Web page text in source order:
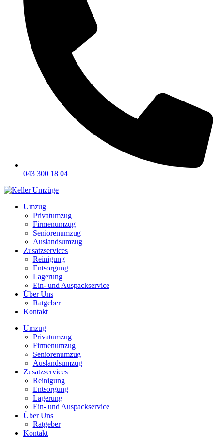
043 300 18 04
Umzug
Privatumzug
Firmenumzug
Seniorenumzug
Auslandsumzug
Zusatzservices
Reinigung
Entsorgung
Lagerung
Ein- und Auspackservice
Über Uns
Ratgeber
Kontakt
Umzug
Privatumzug
Firmenumzug
Seniorenumzug
Auslandsumzug
Zusatzservices
Reinigung
Entsorgung
Lagerung
Ein- und Auspackservice
Über Uns
Ratgeber
Kontakt